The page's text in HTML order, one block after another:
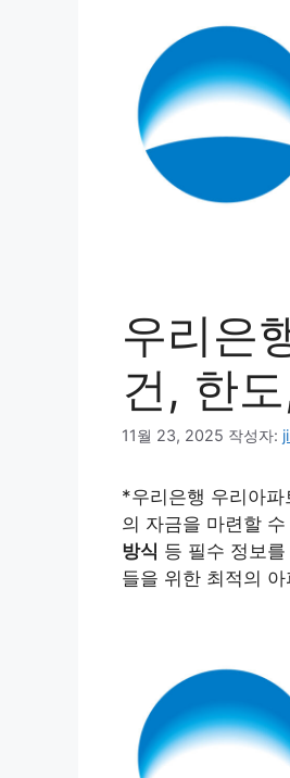
우리은
건, 한
11월 23, 2025 작성자:
*우리은행 우리아
의 자금을 마련할
방식 등 필수 정보
들을 위한 최적의